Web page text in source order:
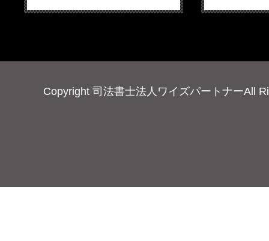
Copyright 司法書士法人ワイズパートナーAll